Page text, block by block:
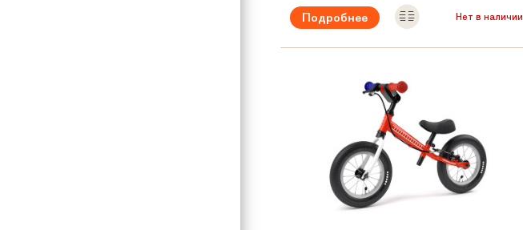
Подробнее Нет в наличии
Рекомендуемый возраст:от 2 лет
Материал рамы: Сталь